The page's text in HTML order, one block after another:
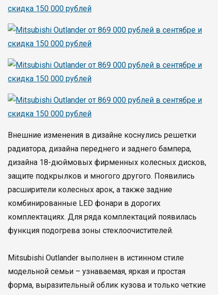
Внешние изменения в дизайне коснулись решетки
радиатора, дизайна переднего и заднего бампера,
дизайна 18-дюймовых фирменных колесных дисков,
защите подкрылков и многого другого. Появились
расширители колесных арок, а также задние
комбинированные LED фонари в дорогих
комплектациях. Для ряда комплектаций появилась
функция подогрева зоны стеклоочистителей.
Mitsubishi Outlander выполнен в истинном стиле
модельной семьи – узнаваемая, яркая и простая
форма, выразительный облик кузова и только четкие